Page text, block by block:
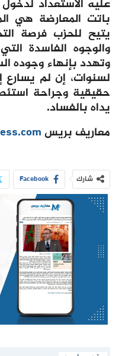
عليه الاستعداد
باتت المعارضة هي
يتيح للحزب فرصة
والوجوه الفاسدة
وتهدد بإنهاء وجوده
لسنوات، إن لم يسارع
حقيقية وجراحة
يداه بالفساد.
معاريف بريس
شارك Facebook